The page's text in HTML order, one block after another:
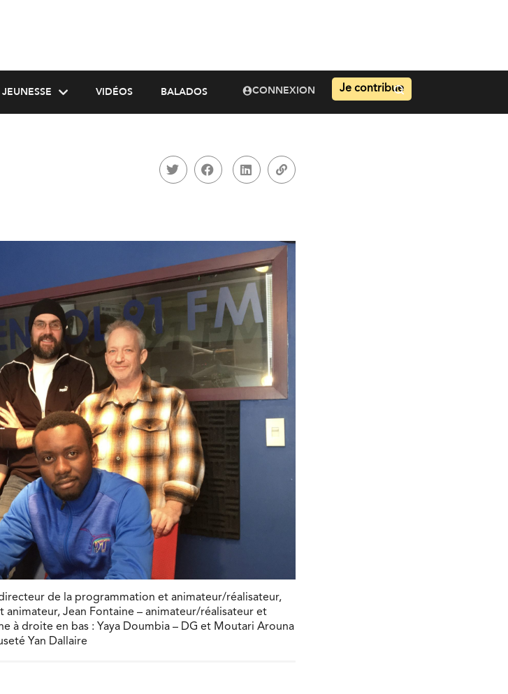
JEUNESSE VIDÉOS BALADOS CONNEXION Je contribue
de la programmation et animateur/réalisateur,
animateur, Jean Fontaine – animateur/réalisateur et
à droite en bas : Yaya Doumbia – DG et Moutari Arouna
Yan Dallaire